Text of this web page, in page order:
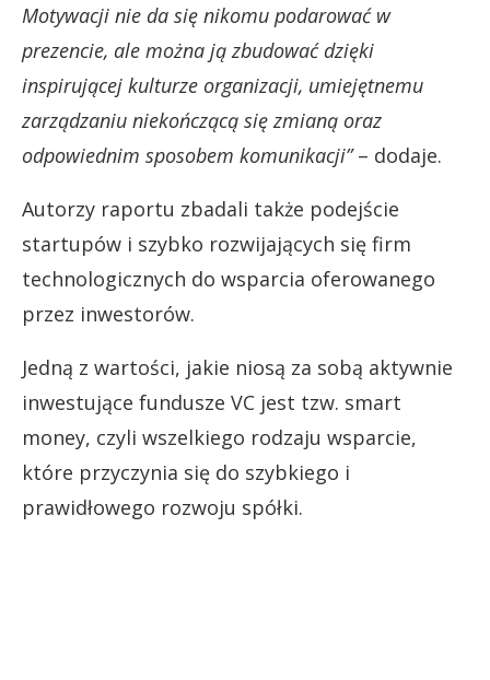
Motywacji nie da się nikomu podarować w
prezencie, ale można ją zbudować dzięki
inspirującej kulturze organizacji, umiejętnemu
zarządzaniu niekończącą się zmianą oraz
odpowiednim sposobem komunikacji”– dodaje.
Autorzy raportu zbadali także podejście
startupów i szybko rozwijających się firm
technologicznych do wsparcia oferowanego
przez inwestorów.
Jedną z wartości, jakie niosą za sobą aktywnie
inwestujące fundusze VC jest tzw. smart
money, czyli wszelkiego rodzaju wsparcie,
które przyczynia się do szybkiego i
prawidłowego rozwoju spółki.